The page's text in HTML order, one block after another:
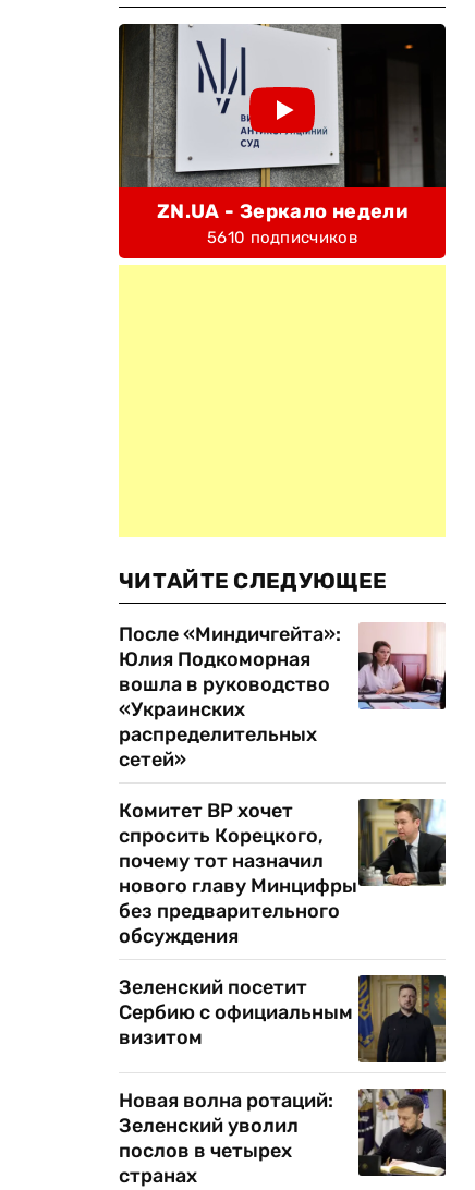
ZN.UA - Зеркало недели
5610 подписчиков
ЧИТАЙТЕ СЛЕДУЮЩЕЕ
После «Миндичгейта»:
Юлия Подкоморная
вошла в руководство
«Украинских
распределительных
сетей»
Комитет ВР хочет
спросить Корецкого,
почему тот назначил
нового главу Минцифры
без предварительного
обсуждения
Зеленский посетит
Сербию с официальным
визитом
Новая волна ротаций:
Зеленский уволил
послов в четырех
странах